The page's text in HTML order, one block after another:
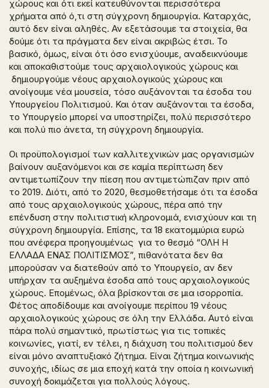
χώρους και ότι εκεί κατευθύνονται περισσότερα
χρήματα από ό,τι στη σύγχρονη δημιουργία. Καταρχάς,
αυτό δεν είναι αληθές. Αν εξετάσουμε τα στοιχεία, θα
δούμε ότι τα πράγματα δεν είναι ακριβώς έτσι. Το
βασικό, όμως, είναι ότι όσο ενισχύουμε, αναδεικνύουμε
και αποκαθιστούμε τους αρχαιολογικούς χώρους και
δημιουργούμε νέους αρχαιολογικούς χώρους και
ανοίγουμε νέα μουσεία, τόσο αυξάνονται τα έσοδα του
Υπουργείου Πολιτισμού. Και όταν αυξάνονται τα έσοδα,
το Υπουργείο μπορεί να υποστηρίζει, πολύ περισσότερο
και πολύ πιο άνετα, τη σύγχρονη δημιουργία.
Οι προϋπολογισμοί των καλλιτεχνικών μας οργανισμών
βαίνουν αυξανόμενοι και σε καμία περίπτωση δεν
αντιμετωπίζουν την πίεση που αντιμετώπιζαν πριν από
το 2019. Διότι, από το 2020, θεσμοθετήσαμε ότι τα έσοδα
από τους αρχαιολογικούς χώρους, πέρα από την
επένδυση στην πολιτιστική κληρονομιά, ενισχύουν και τη
σύγχρονη δημιουργία. Επίσης, τα 18 εκατομμύρια ευρώ
που ανέφερα προηγουμένως για το θεσμό “ΟΛΗ Η
ΕΛΛΑΔΑ ΕΝΑΣ ΠΟΛΙΤΙΣΜΟΣ”, πιθανότατα δεν θα
μπορούσαν να διατεθούν από το Υπουργείο, αν δεν
υπήρχαν τα αυξημένα έσοδα από τους αρχαιολογικούς
χώρους. Επομένως, όλα βρίσκονται σε μια ισορροπία.
Φέτος αποδίδουμε και ανοίγουμε περίπου 19 νέους
αρχαιολογικούς χώρους σε όλη την Ελλάδα. Αυτό είναι
πάρα πολύ σημαντικό, πρωτίστως για τις τοπικές
κοινωνίες, γιατί, εν τέλει, η διάχυση του πολιτισμού δεν
είναι μόνο αναπτυξιακό ζήτημα. Είναι ζήτημα κοινωνικής
συνοχής, ιδίως σε μια εποχή κατά την οποία η κοινωνική
συνοχή δοκιμάζεται για πολλούς λόγους.